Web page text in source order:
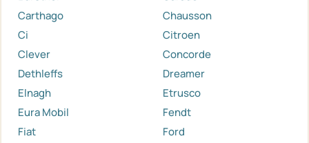
Carthago
Chausson
Ci
Citroen
Clever
Concorde
Dethleffs
Dreamer
Elnagh
Etrusco
Eura Mobil
Fendt
Fiat
Ford